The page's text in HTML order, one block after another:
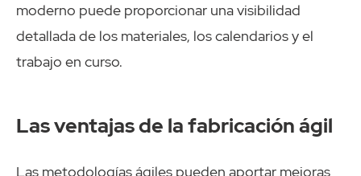
moderno puede proporcionar una visibilidad
detallada de los materiales, los calendarios y el
trabajo en curso.
Las ventajas de la fabricación ágil
Las metodologías ágiles pueden aportar mejoras